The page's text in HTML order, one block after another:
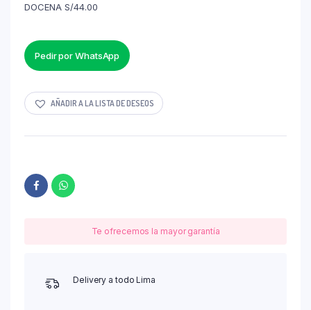
DOCENA S/44.00
Pedir por WhatsApp
AÑADIR A LA LISTA DE DESEOS
Te ofrecemos la mayor garantía
Delivery a todo Lima